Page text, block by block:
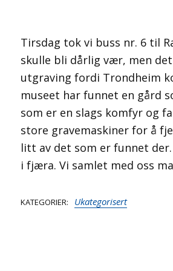
Tirsdag tok vi buss nr. 6 til
skulle bli dårlig vær, men
utgraving fordi Trondheim
museet har funnet en gård
som er en slags komfyr og
store gravemaskiner for å
litt av det som er funnet
i fjæra. Vi samlet med oss
KATEGORIER Ukategorisert